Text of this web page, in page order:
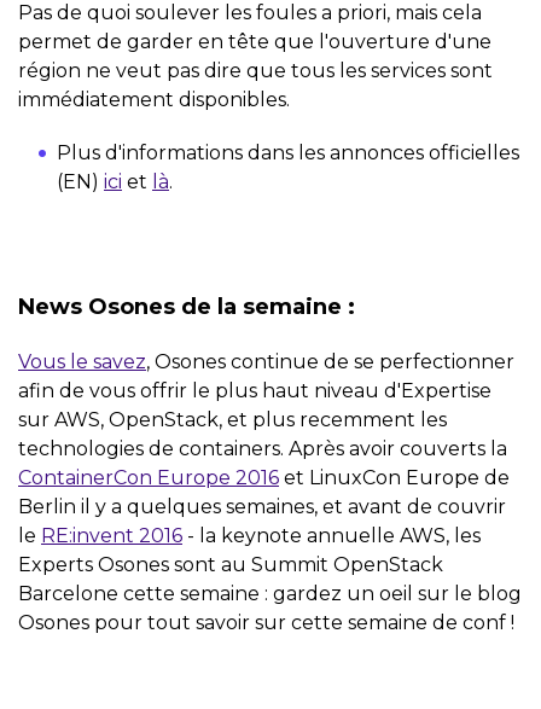
Pas de quoi soulever les foules a priori, mais cela
permet de garder en tête que l'ouverture d'une
région ne veut pas dire que tous les services sont
immédiatement disponibles.
Plus d'informations dans les annonces officielles
(EN) ici et là.
News Osones de la semaine :
Vous le savez, Osones continue de se perfectionner
afin de vous offrir le plus haut niveau d'Expertise
sur AWS, OpenStack, et plus recemment les
technologies de containers. Après avoir couverts la
ContainerCon Europe 2016 et LinuxCon Europe de
Berlin il y a quelques semaines, et avant de couvrir
le RE:invent 2016 - la keynote annuelle AWS, les
Experts Osones sont au Summit OpenStack
Barcelone cette semaine : gardez un oeil sur le blog
Osones pour tout savoir sur cette semaine de conf !